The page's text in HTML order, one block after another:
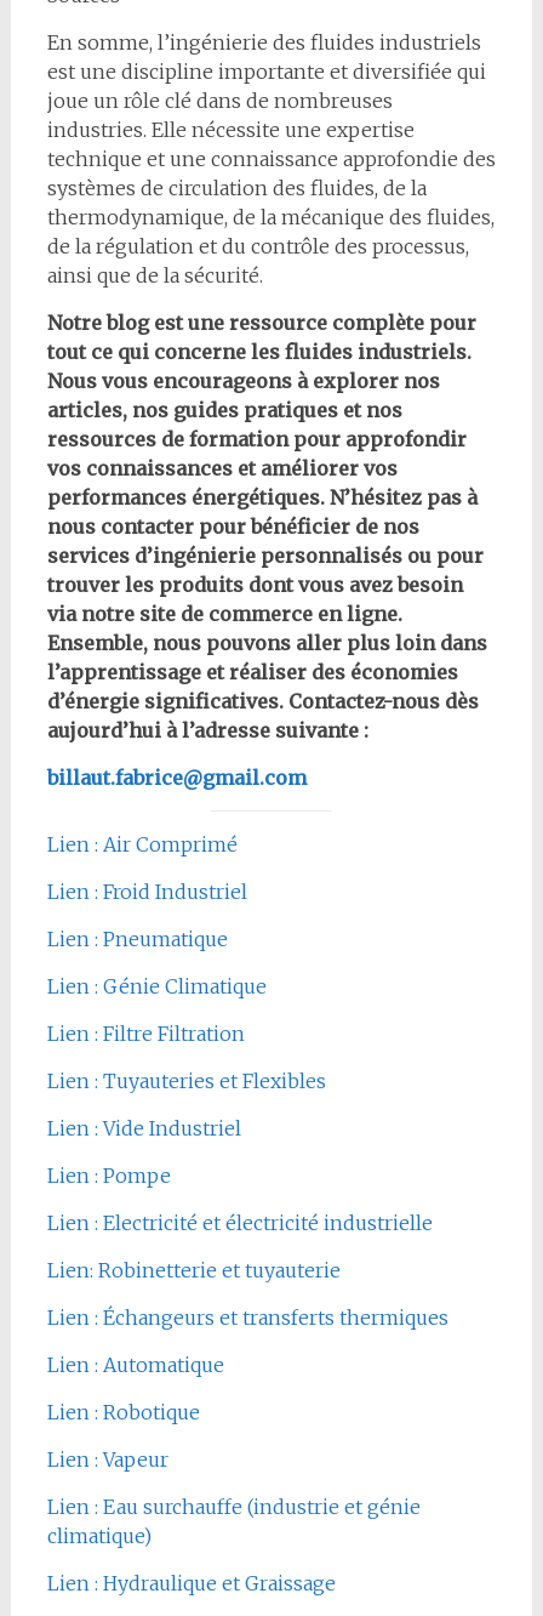
En somme, l’ingénierie des fluides industriels
est une discipline importante et diversifiée qui
joue un rôle clé dans de nombreuses
industries. Elle nécessite une expertise
technique et une connaissance approfondie des
systèmes de circulation des fluides, de la
thermodynamique, de la mécanique des fluides,
de la régulation et du contrôle des processus,
ainsi que de la sécurité.
Notre blog est une ressource complète pour
tout ce qui concerne les fluides industriels.
Nous vous encourageons à explorer nos
articles, nos guides pratiques et nos
ressources de formation pour approfondir
vos connaissances et améliorer vos
performances énergétiques. N’hésitez pas à
nous contacter pour bénéficier de nos
services d’ingénierie personnalisés ou pour
trouver les produits dont vous avez besoin
via notre site de commerce en ligne.
Ensemble, nous pouvons aller plus loin dans
l’apprentissage et réaliser des économies
d’énergie significatives. Contactez-nous dès
aujourd’hui à l’adresse suivante :
billaut.fabrice@gmail.com
Lien : Air Comprimé
Lien : Froid Industriel
Lien : Pneumatique
Lien : Génie Climatique
Lien : Filtre Filtration
Lien : Tuyauteries et Flexibles
Lien : Vide Industriel
Lien : Pompe
Lien : Electricité et électricité industrielle
Lien: Robinetterie et tuyauterie
Lien : Échangeurs et transferts thermiques
Lien : Automatique
Lien : Robotique
Lien : Vapeur
Lien : Eau surchauffe (industrie et génie
climatique)
Lien : Hydraulique et Graissage